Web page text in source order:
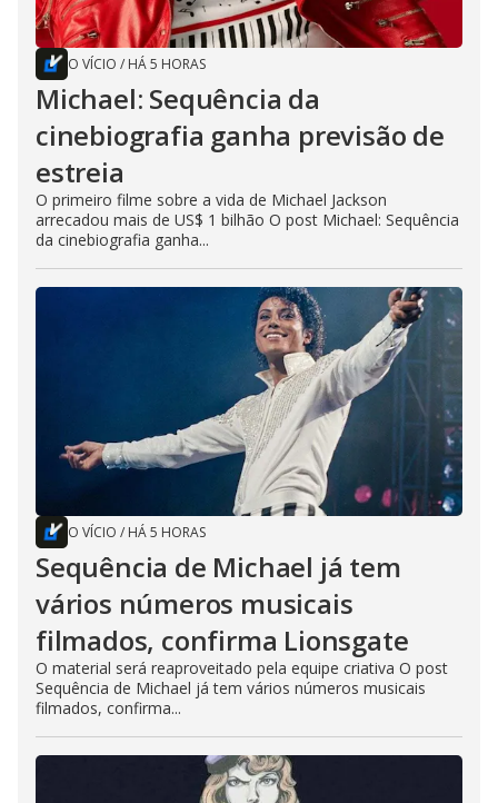
O VÍCIO / HÁ 5 HORAS
Michael: Sequência da
cinebiografia ganha previsão de
estreia
O primeiro filme sobre a vida de Michael Jackson
arrecadou mais de US$ 1 bilhão O post Michael: Sequência
da cinebiografia ganha...
O VÍCIO / HÁ 5 HORAS
Sequência de Michael já tem
vários números musicais
filmados, confirma Lionsgate
O material será reaproveitado pela equipe criativa O post
Sequência de Michael já tem vários números musicais
filmados, confirma...